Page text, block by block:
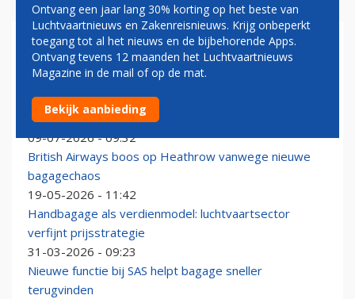
BAGAGE
Hoe groot, hoe zwaar? Regels over bagage in het
vliegtuig blijven onnodig ingewikkeld
09-07-2026 - 09:32
British Airways boos op Heathrow vanwege nieuwe
bagagechaos
19-05-2026 - 11:42
Handbagage als verdienmodel: luchtvaartsector
verfijnt prijsstrategie
31-03-2026 - 09:23
Nieuwe functie bij SAS helpt bagage sneller
terugvinden
Ontvang een jaar lang 30% korting op het beste van
Luchtvaartnieuws en Zakenreisnieuws. Krijg onbeperkt
toegang tot al het nieuws en de bijbehorende Apps.
Ontvang tevens 12 maanden het Luchtvaartnieuws
Magazine in de mail of op de mat.
Bekijk aanbieding